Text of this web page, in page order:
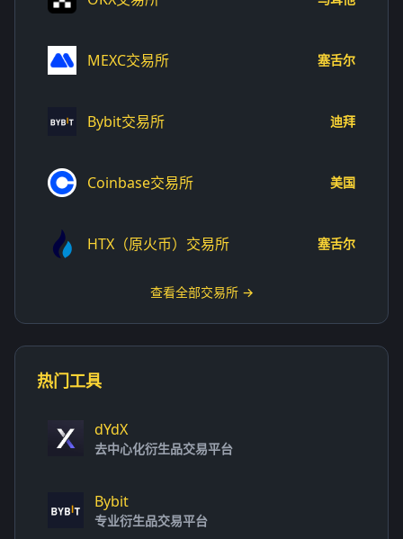
MEXC交易所 塞舌尔
Bybit交易所 迪拜
Coinbase交易所 美国
HTX（原火币）交易所 塞舌尔
查看全部交易所 →
热门工具
dYdX
去中心化衍生品交易平台
Bybit
专业衍生品交易平台